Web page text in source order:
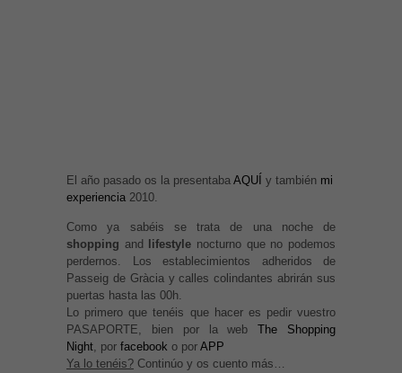
El año pasado os la presentaba AQUÍ y también mi
experiencia 2010.
Como ya sabéis se trata de una noche de
shopping and lifestyle nocturno que no podemos
perdernos.
Los establecimientos adheridos de
Passeig de Gràcia y calles colindantes abrirán sus
puertas hasta las 00h.
Lo primero que tenéis que hacer es pedir vuestro
PASAPORTE, bien por la webThe Shopping
Night, por facebook o por APP
Ya lo tenéis? Continúo y os cuento más…